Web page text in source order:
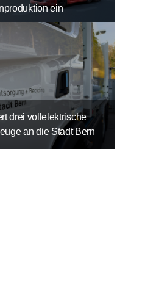
ein
drei vollelektrische
an die Stadt Bern